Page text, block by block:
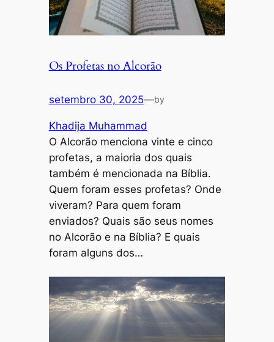
Os Profetas no Alcorão
setembro 30, 2025—by
Khadija Muhammad
O Alcorão menciona vinte e cinco
profetas, a maioria dos quais
também é mencionada na Bíblia.
Quem foram esses profetas? Onde
viveram? Para quem foram
enviados? Quais são seus nomes
no Alcorão e na Bíblia? E quais
foram alguns dos…